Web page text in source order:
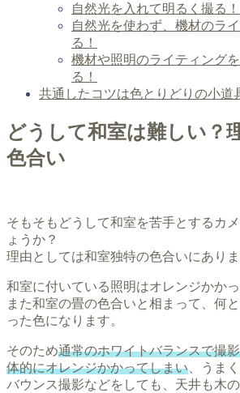
自然光を入れて明るく撮る！
自然光を使わず、機材のラ
る！
機材や照明のライティング
る！
共通したコツは色とりどりの小道
どうして和室は難しい？
色合い
そもそもどうして和室を苦手とするカ
ょうか？
理由としては和室独特の色合いにありま
和室に付いている照明はオレンジかか
また和室の畳の色合いと相まって、何
った色になります。
そのため通常のホワイトバランスで撮
体的にオレンジかかってしまい 、うま
バウンス撮影などをしても、天井も木